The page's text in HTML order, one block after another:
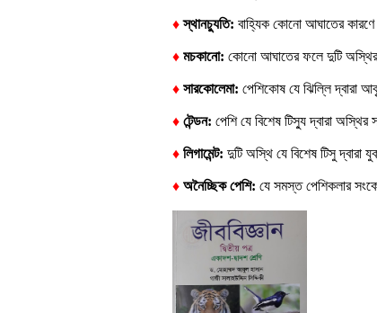
♦স্থানচ্যুতি: বাহ্যিক কোনো আঘাতের
♦ মচকানো: কোনো আঘাতের ফলে দুটি অস্থির
♦ সারকোলেমা: পেশিকোষ যে ঝিল্লি দ্বারা
♦ টেন্ডন: পেশি যে বিশেষ টিস্যু দ্বারা
♦ লিগামেন্ট: দুটি অস্থি যে বিশেষ টিসু দ্বারা
♦ অনৈচ্ছিক পেশি: যে সমস্ত পেশিকলার